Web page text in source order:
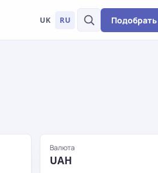
UK RU
Валюта
UAH